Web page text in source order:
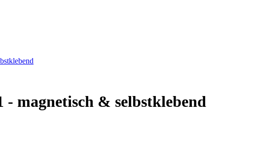
magnetisch & selbstklebend